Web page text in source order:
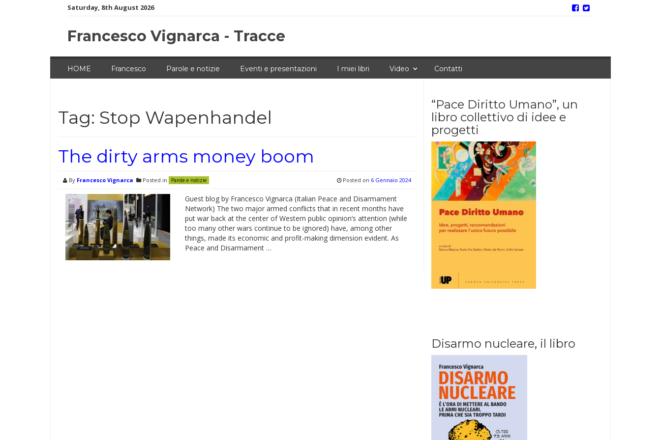
Saturday, 8th August 2026
Francesco Vignarca - Tracce
HOME Francesco Parole e notizie Eventi e presentazioni I miei libri Video Contatti
Tag: Stop Wapenhandel
The dirty arms money boom
By Francesco Vignarca Posted in Parole e notizie Posted on 6 Gennaio 2024
Guest blog by Francesco Vignarca (Italian Peace and Disarmament
Network) The two major armed conflicts that in recent months have
put war back at the center of Western public opinion’s attention (while
too many other wars continue to be ignored) have, among other
things, made its economic and profit-making dimension evident. As
Peace and Disarmament …
“Pace Diritto Umano”, un
libro collettivo di idee e
progetti
Disarmo nucleare, il libro